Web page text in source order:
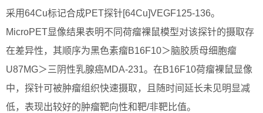
采用64Cu标记合成PET探针[64Cu]VEGF125-136。
MicroPET显像结果表明不同荷瘤裸鼠模型对该探针的摄取存
在差异性，其顺序为黑色素瘤B16F10＞脑胶质母细胞瘤
U87MG＞三阴性乳腺癌MDA-231。在B16F10荷瘤裸鼠显像
中，探针可被肿瘤组织快速摄取，且随时间延长未见明显减
低，表现出较好的肿瘤靶向性和靶/非靶比值。